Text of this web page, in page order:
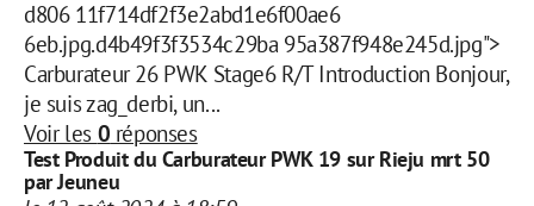
d806 11f714df2f3e2abd1e6f00ae6
6eb.jpg.d4b49f3f3534c29ba 95a387f948e245d.jpg">
Carburateur 26 PWK Stage6 R/T Introduction Bonjour,
je suis zag_derbi, un...
Voir les 0 réponses
Test Produit du Carburateur PWK 19 sur Rieju mrt 50
par Jeuneu